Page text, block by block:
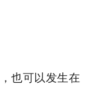
也可以发生在